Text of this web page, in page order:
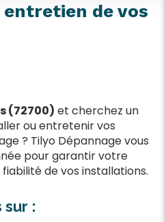
de vos
(72700) et cherchez un
ou entretenir vos
? Tilyo Dépannage vous
pour garantir votre
de vos installations.
sur :